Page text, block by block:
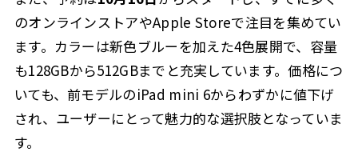
のオンラインストアやApple Storeで注目を集めてい
ます。カラーは新色ブルーを加えた4色展開で、容量
も128GBから512GBまでと充実しています。価格につ
いても、前モデルのiPad mini 6からわずかに値下げ
され、ユーザーにとって魅力的な選択肢となっていま
す。